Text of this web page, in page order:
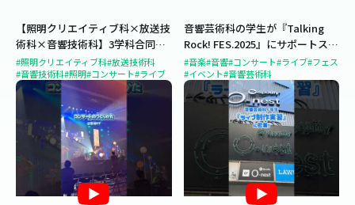
【照明クリエイティブ科×放送技
術科×音響技術科】3学科合同コ
ンサート実習を実施！
#照明クリエイティブ科#放送技術科
#音響技術科#照明#コンサート#ライブ
音響芸術科の学生が『Talking
Rock! FES.2025』にサポートスタ
ッフとして参加！
#音楽#音響#コンサート#ライブ#フェス
#イベント#音響芸術科